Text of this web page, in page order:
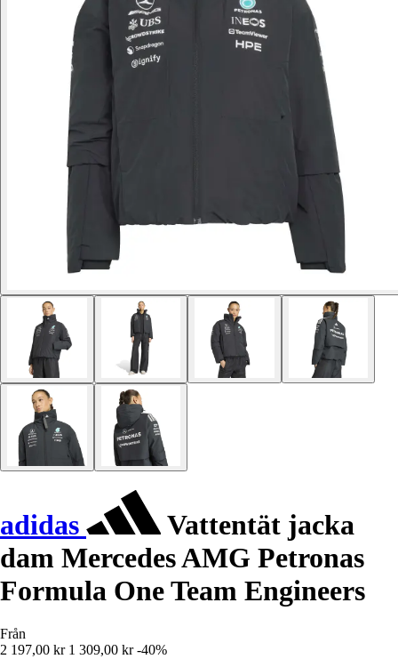
adidas
Vattentät jacka
dam Mercedes AMG Petronas
Formula One Team Engineers
Från
2 197,00 kr 1 309,00 kr -40%